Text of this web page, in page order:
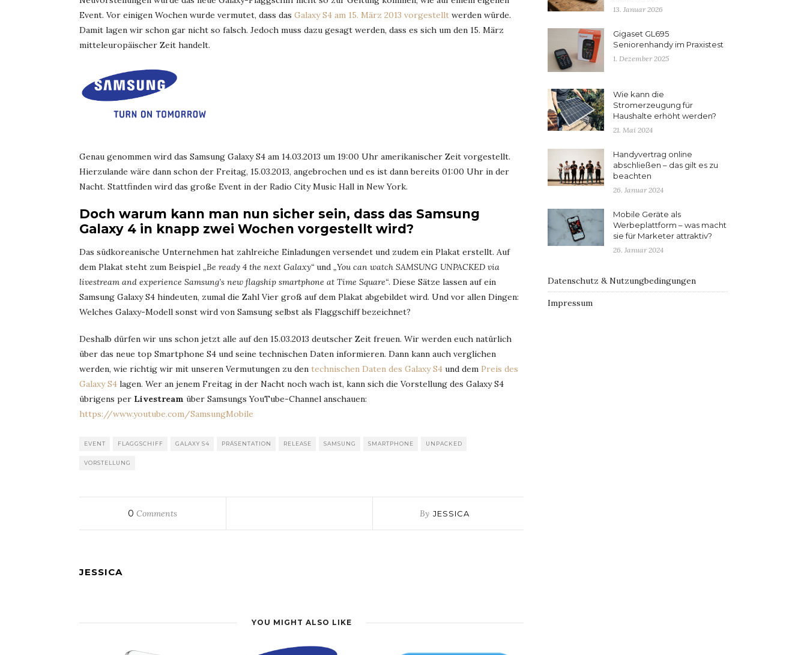
Event. Vor einigen Wochen wurde vermutet, dass das Galaxy S4 am 15. März 2013 vorgestellt werden würde.
Damit lagen wir schon gar nicht so falsch. Jedoch muss dazu gesagt werden, dass es sich um den 15. März
mitteleuropäischer Zeit handelt.
Genau genommen wird das Samsung Galaxy S4 am 14.03.2013 um 19:00 Uhr amerikanischer Zeit vorgestellt.
Hierzulande wäre dann schon der Freitag, 15.03.2013, angebrochen und es ist dann bereits 01:00 Uhr in der
Nacht. Stattfinden wird das große Event in der Radio City Music Hall in New York.
Doch warum kann man nun sicher sein, dass das Samsung
Galaxy 4 in knapp zwei Wochen vorgestellt wird?
Das südkoreanische Unternehmen hat zahlreiche Einladungen versendet und zudem ein Plakat erstellt. Auf
dem Plakat steht zum Beispiel „Be ready 4 the next Galaxy“ und „You can watch SAMSUNG UNPACKED via
livestream and experience Samsung’s new flagship smartphone at Time Square“. Diese Sätze lassen auf ein
Samsung Galaxy S4 hindeuten, zumal die Zahl Vier groß auf dem Plakat abgebildet wird. Und vor allen Dingen:
Welches Galaxy-Modell sonst wird von Samsung selbst als Flaggschiff bezeichnet?
Deshalb dürfen wir uns schon jetzt alle auf den 15.03.2013 deutscher Zeit freuen. Wir werden euch natürlich
über das neue top Smartphone S4 und seine technischen Daten informieren. Dann kann auch verglichen
werden, wie richtig wir mit unseren Vermutungen zu den technischen Daten des Galaxy S4 und dem Preis des
Galaxy S4 lagen. Wer an jenem Freitag in der Nacht noch wach ist, kann sich die Vorstellung des Galaxy S4
übrigens per Livestream über Samsungs YouTube-Channel anschauen:
https://www.youtube.com/SamsungMobile
EVENT FLAGGSCHIFF GALAXY S4 PRÄSENTATION RELEASE SAMSUNG SMARTPHONE UNPACKED
VORSTELLUNG
0 Comments By JESSICA
JESSICA
YOU MIGHT ALSO LIKE
13. Januar 2026
Gigaset GL695
Seniorenhandy im Praxistest
1. Dezember 2025
Wie kann die
Stromerzeugung für
Haushalte erhöht werden?
21. Mai 2024
Handyvertrag online
abschließen – das gilt es zu
beachten
26. Januar 2024
Mobile Geräte als
Werbeplattform – was macht
sie für Marketer attraktiv?
26. Januar 2024
Datenschutz & Nutzungbedingungen
Impressum